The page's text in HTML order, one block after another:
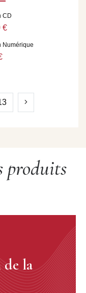
CD
€
Numérique
produits
la